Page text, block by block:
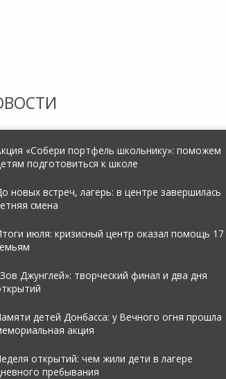
«Собери портфель школьнику»: поможем
подготовиться к школе
новых встреч, лагерь: в центре завершилась
смена
июля: кризисный центр оказал помощь 17
Джунглей»: творческий финал и два дня
детей Донбасса: у Вечного огня прошла
акция
открытий: чем жили дети в лагере
пребывания